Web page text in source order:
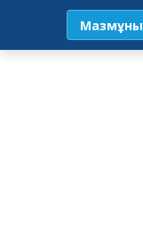
Мазмұны